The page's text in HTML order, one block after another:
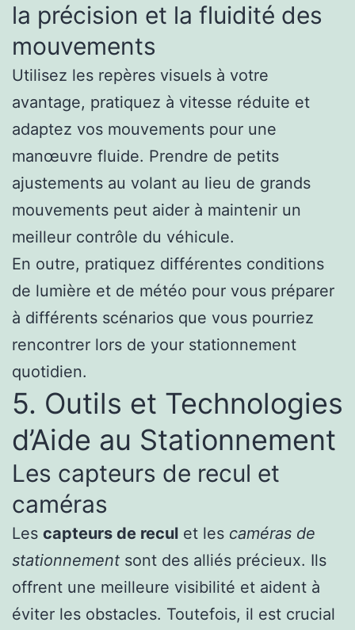
la précision et la fluidité des
mouvements
Utilisez les repères visuels à votre
avantage, pratiquez à vitesse réduite et
adaptez vos mouvements pour une
manœuvre fluide. Prendre de petits
ajustements au volant au lieu de grands
mouvements peut aider à maintenir un
meilleur contrôle du véhicule.
En outre, pratiquez différentes conditions
de lumière et de météo pour vous préparer
à différents scénarios que vous pourriez
rencontrer lors de your stationnement
quotidien.
5. Outils et Technologies
d’Aide au Stationnement
Les capteurs de recul et
caméras
Les capteurs de recul et les caméras de
stationnement sont des alliés précieux. Ils
offrent une meilleure visibilité et aident à
éviter les obstacles. Toutefois, il est crucial